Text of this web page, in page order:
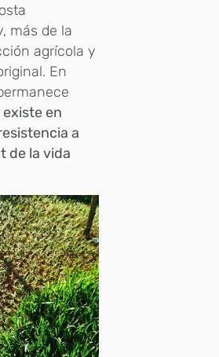
más de la
agrícola y
En
existe en
a
de la vida